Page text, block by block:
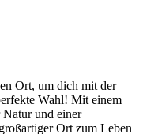
Ort, um dich mit der
Wahl! Mit einem
Natur und einer
Ort zum Leben